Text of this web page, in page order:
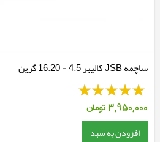
ساچمه JSB کالیبر 4.5 - 16.20 گرین
3,950,000تومان
افزودن به سبد